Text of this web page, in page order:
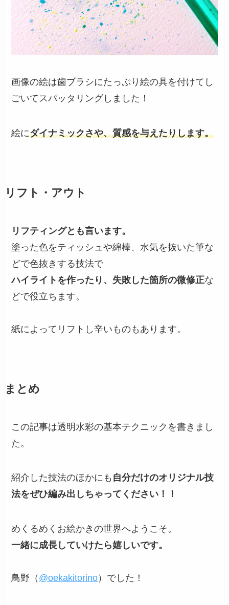
画像の絵は歯ブラシにたっぷり絵の具を付けてし
ごいてスパッタリングしました！
絵にダイナミックさや、質感を与えたりします。
リフト・アウト
リフティングとも言います。
塗った色をティッシュや綿棒、水気を抜いた筆な
どで色抜きする技法で
ハイライトを作ったり、失敗した箇所の微修正な
どで役立ちます。
紙によってリフトし辛いものもあります。
まとめ
この記事は透明水彩の基本テクニックを書きまし
た。
紹介した技法のほかにも 自分だけのオリジナル技
法をぜひ編み出しちゃってください！！
めくるめくお絵かきの世界へようこそ。
一緒に成長していけたら嬉しいです。
鳥野（ @oekakitorino）でした！